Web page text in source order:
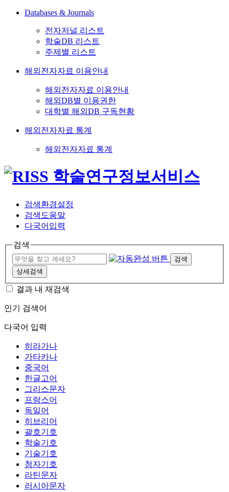
Databases & Journals
전자저널 리스트
학술DB 리스트
주제별 리스트
해외전자자료 이용안내
해외전자자료 이용안내
해외DB별 이용권한
대학별 해외DB 구독현황
해외전자자료 통계
해외전자자료 통계
검색환경설정
검색도움말
다국어입력
검색
검색
상세검색
결과 내 재검색
인기 검색어
다국어 입력
히라가나
가타카나
중국어
한글고어
그리스문자
프랑스어
독일어
히브리어
괄호기호
학술기호
기술기호
첨자기호
라틴문자
러시아문자